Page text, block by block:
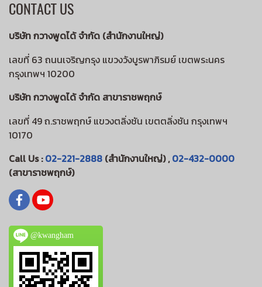
CONTACT US
บริษัท กวางพูดได้ จำกัด (สำนักงานใหญ่)
เลขที่ 63 ถนนเจริญกรุง แขวงวังบูรพาภิรมย์ เขตพระนคร
กรุงเทพฯ 10200
บริษัท กวางพูดได้ จำกัด สาขาราชพฤกษ์
เลขที่ 49 ถ.ราชพฤกษ์ แขวงตลิ่งชัน เขตตลิ่งชัน กรุงเทพฯ
10170
Call Us :02-221-2888 (สำนักงานใหญ่) ,02-432-0000
(สาขาราชพฤกษ์)
@kwangham